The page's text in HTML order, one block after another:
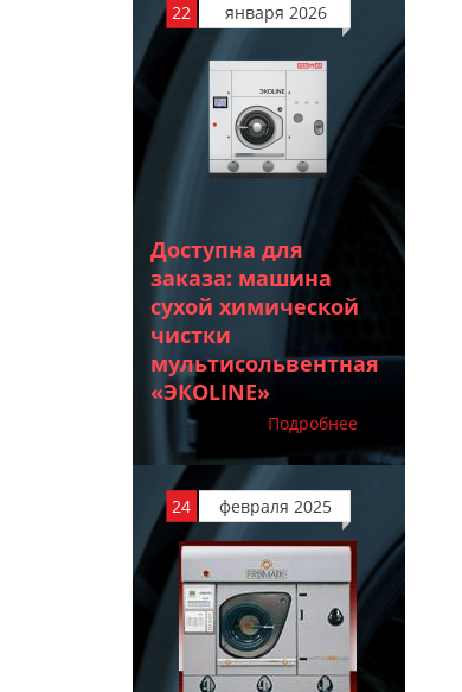
22 января 2026
Доступна для
заказа: машина
сухой химической
чистки
мультисольвентная
«ЭКОLINE»
Подробнее
24 февраля 2025